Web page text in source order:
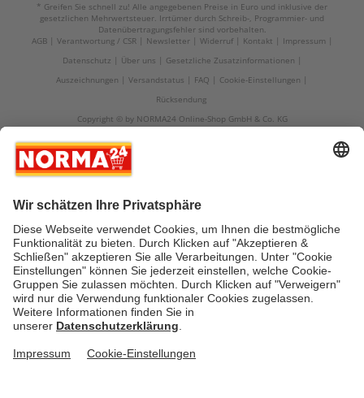
* Greifen Sie schnell zu! Alle angegebenen Preise in Euro und inklusive der
gesetzlichen Mehrwertsteuer. Irrtümer durch Schreib-, Programmier- und
Datenübertragungsfehler sind vorbehalten.
AGB
Verantwortung / CSR Newsletter Widerruf Kontakt
Impressum
Datenschutz
Über uns
Gesetzliche Zusatzinformationen
Auszeichnungen
Versandstatus FAQ
Cookie-Einstellungen
Rücksendung
Copyright © by NORMA24 Online-Shop GmbH & Co. KG